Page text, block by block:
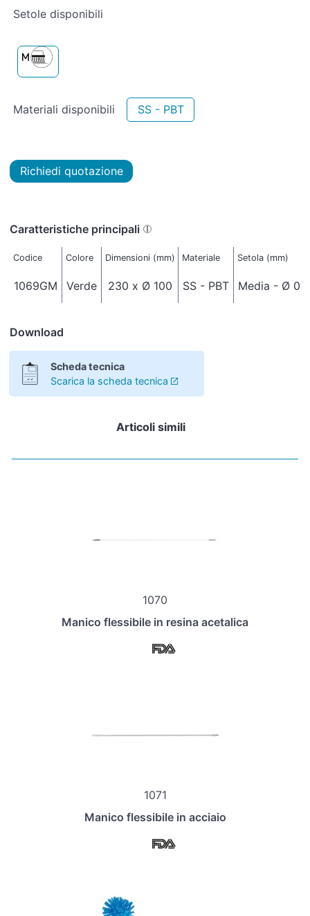
Setole disponibili
Materiali disponibili SS - PBT
Richiedi quotazione
Caratteristiche principali
Codice Colore Dimensioni (mm) Materiale Setola (mm)
1069GM Verde 230 x Ø 100 SS - PBT Media - Ø 0,5
Download
Scheda tecnica
Scarica la scheda tecnica
Articoli simili
1070
Manico flessibile in resina acetalica
1071
Manico flessibile in acciaio